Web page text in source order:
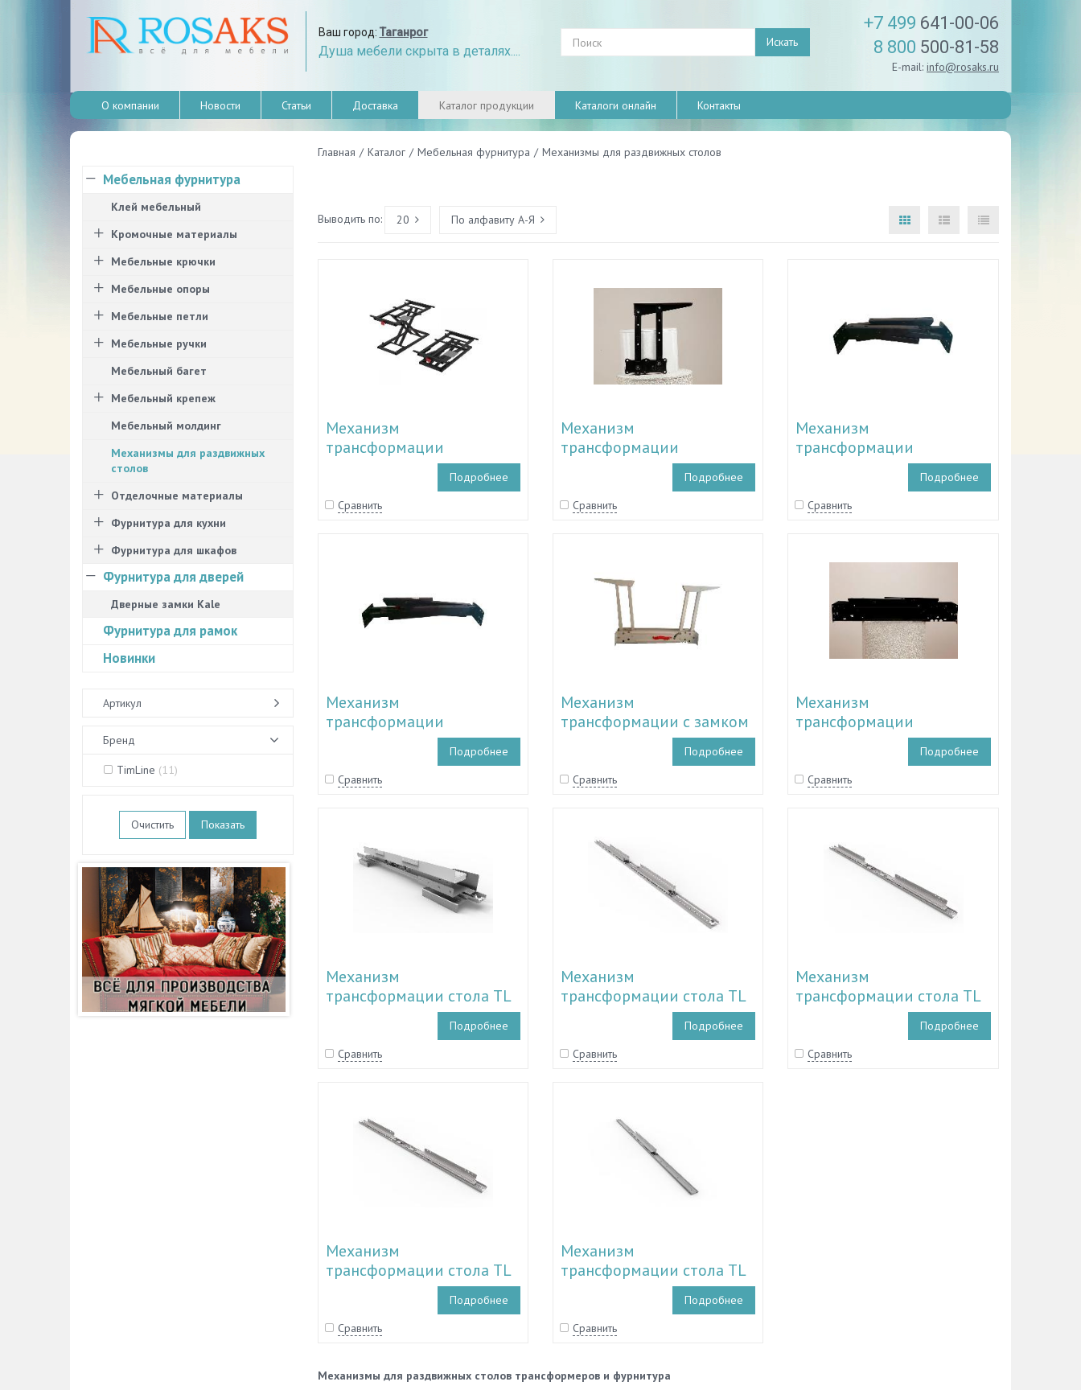
Ваш город: Таганрог
Душа мебели скрыта в деталях....
Искать
+7 499 641-00-06
8 800 500-81-58
E-mail: info@rosaks.ru
О компании Новости Статьи Доставка Каталог продукции Каталоги онлайн Контакты
Главная / Каталог / Мебельная фурнитура / Механизмы для раздвижных столов
Выводить по: 20 По алфавиту А-Я
Механизм
трансформации
журнального столаПодробнее
Сравнить
Механизм
трансформации
журнального стола TL
Подробнее
Сравнить
Механизм
трансформации
журнального стола TL
Подробнее
Сравнить
Механизм
трансформации
журнального стола
эконом TL 33.103Подробнее
Сравнить
Механизм
трансформации c замком
Подробнее
Сравнить
Механизм
трансформации
журнального стола TL
Подробнее
Сравнить
Механизм
трансформации стола TL
34.127-TL 34.130 Подробнее
Сравнить
Механизм
трансформации стола TL
34.122-TL 34.126 Подробнее
Сравнить
Механизм
трансформации стола TL
34.115-TL 34.121 Подробнее
Сравнить
Механизм
трансформации стола TL
34.108-TL 34.114 Подробнее
Сравнить
Механизм
трансформации стола TL
34.100-TL 34.107 Подробнее
Сравнить
Механизмы для раздвижных столов трансформеров и фурнитура
Мебельная фурнитура
Клей мебельный
Кромочные материалы
Мебельные крючки
Мебельные опоры
Мебельные петли
Мебельные ручки
Мебельный багет
Мебельный крепеж
Мебельный молдинг
Механизмы для раздвижных
столов
Отделочные материалы
Фурнитура для кухни
Фурнитура для шкафов
Фурнитура для дверей
Дверные замки Kale
Фурнитура для рамок
Новинки
Артикул
Бренд
TimLine (11)
Очистить